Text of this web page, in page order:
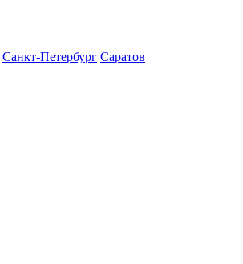
Санкт-Петербург Саратов